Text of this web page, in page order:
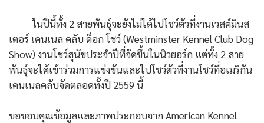
ในปีนี้ทั้ง 2 สายพันธุ์จะยังไม่ได้ไปโชว์ตัวที่งานเวสต์มินส
เตอร์ เคนเนล คลับ ด็อก โชว์ (Westminster Kennel Club Dog
Show) งานโชว์สุนัขประจำปีที่จัดขึ้นในนิวยอร์ก แต่ทั้ง 2 สาย
พันธุ์จะได้เข้าร่วมการแข่งขันและไปโชว์ตัวที่งานโชว์ที่อเมริกัน
เคนเนลคลับจัดตลอดทั้งปี 2559 นี้
ขอขอบคุณข้อมูลและภาพประกอบจาก American Kennel